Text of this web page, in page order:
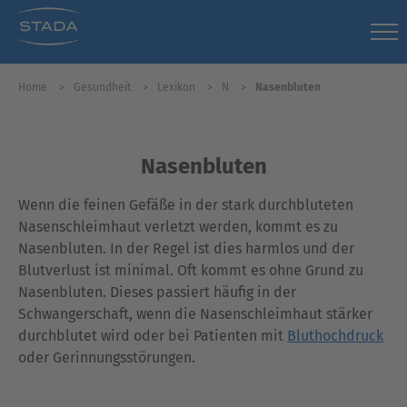
Home Gesundheit Lexikon N Nasenbluten
Nasenbluten
Wenn die feinen Gefäße in der stark durchbluteten
Nasenschleimhaut verletzt werden, kommt es zu
Nasenbluten. In der Regel ist dies harmlos und der
Blutverlust ist minimal. Oft kommt es ohne Grund zu
Nasenbluten. Dieses passiert häufig in der
Schwangerschaft, wenn die Nasenschleimhaut stärker
durchblutet wird oder bei Patienten mit Bluthochdruck
oder Gerinnungsstörungen.